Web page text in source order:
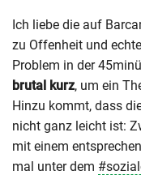
Ich liebe die auf
zu Offenheit und
Problem in der
brutal kurz, um ein
Hinzu kommt, dass
nicht ganz leicht ist:
mit einem
mal unter dem